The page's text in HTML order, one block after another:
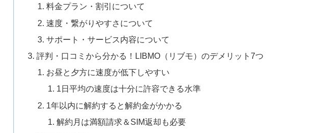
料金プラン・割引について
速度・繋がりやすさについて
サポート・サービス内容について
評判・口コミから分かる！LIBMO（リブモ）のデメリット7つ
お昼と夕方に速度が低下しやすい
1日平均の速度は十分に許容できる水準
1年以内に解約すると解約金がかかる
解約月は満額請求＆SIM返却も必要